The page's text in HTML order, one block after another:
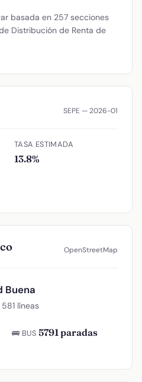
basada en 257 secciones
Distribución de Renta de
SEPE — 2026-01
TASA ESTIMADA
13.8%
OpenStreetMap
Buena
líneas
🚌 BUS 5791 paradas